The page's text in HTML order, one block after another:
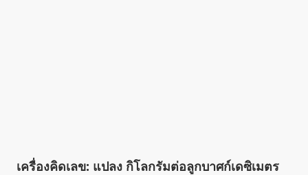
เครื่องคิดเลข: แปลง กิโลกรัมต่อลูกบาศก์เดซิเมตร